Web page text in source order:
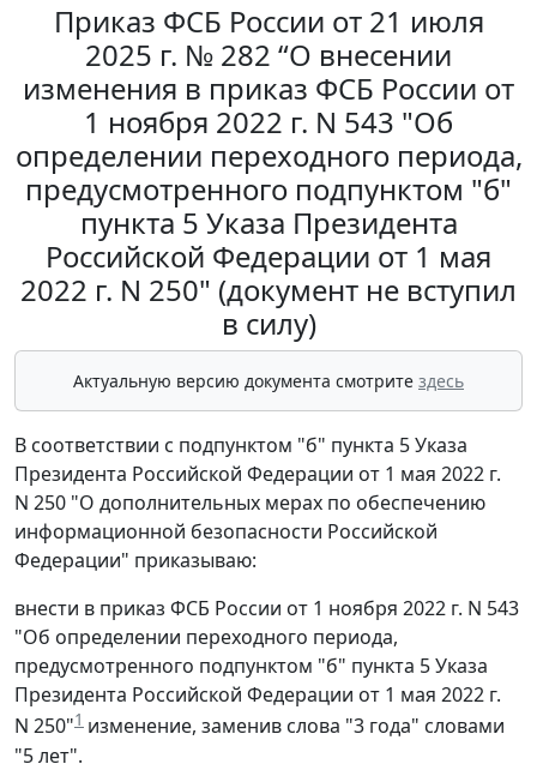
Приказ ФСБ России от 21 июля
2025 г. № 282 “О внесении
изменения в приказ ФСБ России от
1 ноября 2022 г. N 543 "Об
определении переходного периода,
предусмотренного подпунктом "б"
пункта 5 Указа Президента
Российской Федерации от 1 мая
2022 г. N 250" (документ не вступил
в силу)
Актуальную версию документа смотрите здесь
В соответствии с подпунктом "б" пункта 5 Указа
Президента Российской Федерации от 1 мая 2022 г.
N 250 "О дополнительных мерах по обеспечению
информационной безопасности Российской
Федерации" приказываю:
внести в приказ ФСБ России от 1 ноября 2022 г. N 543
"Об определении переходного периода,
предусмотренного подпунктом "б" пункта 5 Указа
Президента Российской Федерации от 1 мая 2022 г.
N 250"1 изменение, заменив слова "3 года" словами
"5 лет".